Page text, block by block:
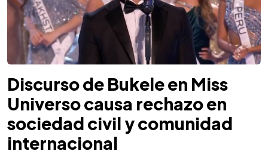
Discurso de Bukele en Miss
Universo causa rechazo en
sociedad civil y comunidad
internacional